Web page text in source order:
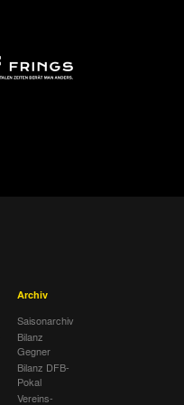
Archiv
Saisonarchiv
Bilanz
Gegner
Bilanz DFB-
Pokal
Vereins-